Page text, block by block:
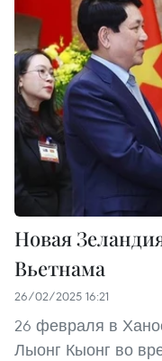
Новая
Вьетнама
26/02/2025 16:21
26 февраля в
Лыонг Кыонг во